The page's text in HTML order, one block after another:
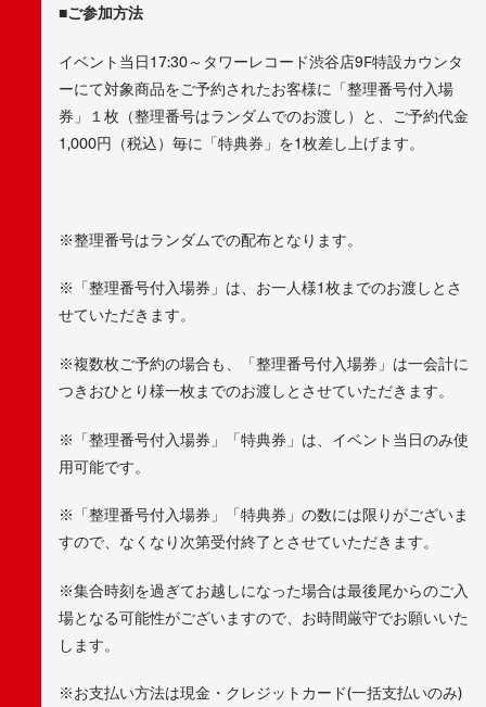
■ご参加方法
イベント当日17:30～タワーレコード渋谷店9F特設カウンタ
ーにて対象商品をご予約されたお客様に「整理番号付入場
券」１枚（整理番号はランダムでのお渡し）と、ご予約代金
1,000円（税込）毎に「特典券」を1枚差し上げます。
※整理番号はランダムでの配布となります。
※「整理番号付入場券」は、お一人様1枚までのお渡しとさ
せていただきます。
※複数枚ご予約の場合も、「整理番号付入場券」は一会計に
つきおひとり様一枚までのお渡しとさせていただきます。
※「整理番号付入場券」「特典券」は、イベント当日のみ使
用可能です。
※「整理番号付入場券」「特典券」の数には限りがございま
すので、なくなり次第受付終了とさせていただきます。
※集合時刻を過ぎてお越しになった場合は最後尾からのご入
場となる可能性がございますので、お時間厳守でお願いいた
します。
※お支払い方法は現金・クレジットカード(一括支払いのみ)